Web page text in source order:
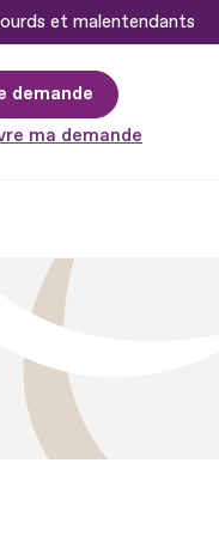
et malentendants
demande
ma demande